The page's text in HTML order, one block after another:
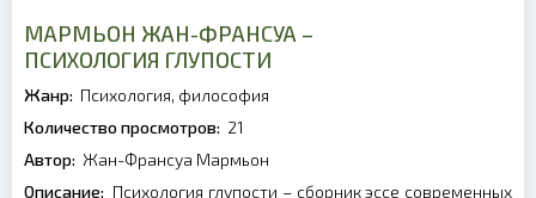
МАРМЬОН ЖАН-ФРАНСУА –
ПСИХОЛОГИЯ ГЛУПОСТИ
Жанр: Психология, философия
Количество просмотров: 21
Автор: Жан-Франсуа Мармьон
Описание: Психология глупости – сборник эссе современных